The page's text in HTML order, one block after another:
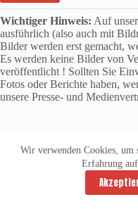
Wir verwenden Cookies, um
Erfahrung
Wichtiger Hinweis: Auf
ausführlich (also auch mit
Bilder werden erst gemacht,
Es werden keine Bilder von
veröffentlicht ! Sollten Sie
Fotos oder Berichte haben,
unsere Presse- und
Copyright ©